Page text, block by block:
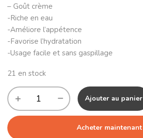
– Goût crème
-Riche en eau
-Améliore l’appétence
-Favorise l’hydratation
-Usage facile et sans gaspillage
21 en stock
Ajouter au panier
Acheter maintenant